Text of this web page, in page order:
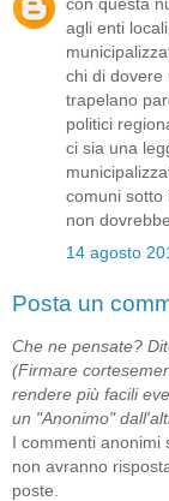
agli enti
chi di dovere
trapelano
politici
ci sia una
comuni sotto
non
14 agosto
Posta un
Che ne pensate?
(Firmare
rendere più facili
un "Anonimo"
I commenti anonimi
non avranno
poste.